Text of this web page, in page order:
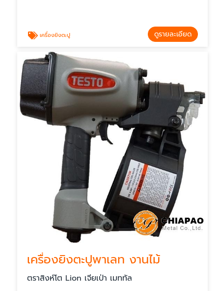
เครื่องยิงตะปู ดูรายละเอียด
เครื่องยิงตะปูพาเลท งานไม้
ตราสิงห์โต Lion เจียเป่า เมททัล